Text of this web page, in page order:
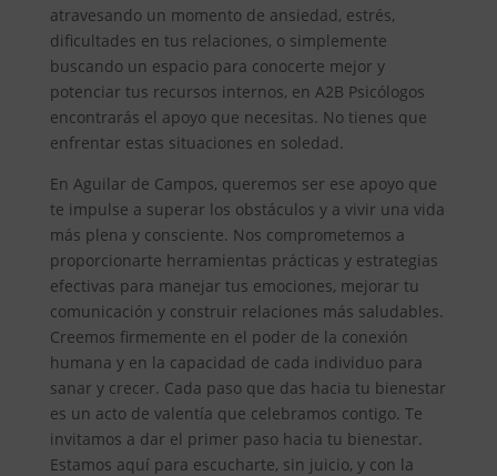
atravesando un momento de ansiedad, estrés,
dificultades en tus relaciones, o simplemente
buscando un espacio para conocerte mejor y
potenciar tus recursos internos, en A2B Psicólogos
encontrarás el apoyo que necesitas. No tienes que
enfrentar estas situaciones en soledad.
En Aguilar de Campos, queremos ser ese apoyo que
te impulse a superar los obstáculos y a vivir una vida
más plena y consciente. Nos comprometemos a
proporcionarte herramientas prácticas y estrategias
efectivas para manejar tus emociones, mejorar tu
comunicación y construir relaciones más saludables.
Creemos firmemente en el poder de la conexión
humana y en la capacidad de cada individuo para
sanar y crecer. Cada paso que das hacia tu bienestar
es un acto de valentía que celebramos contigo. Te
invitamos a dar el primer paso hacia tu bienestar.
Estamos aquí para escucharte, sin juicio, y con la